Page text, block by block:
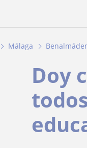
Málaga
Doy